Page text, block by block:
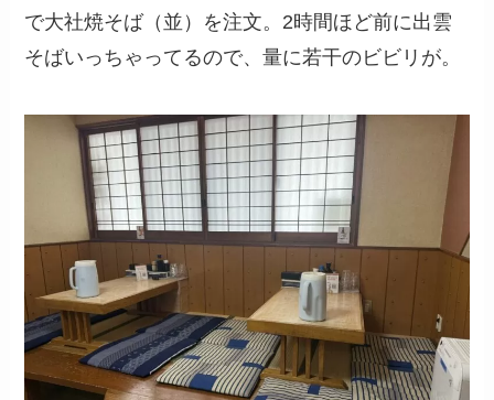
で大社焼そば（並）を注文。2時間ほど前に出雲
そばいっちゃってるので、量に若干のビビリが。